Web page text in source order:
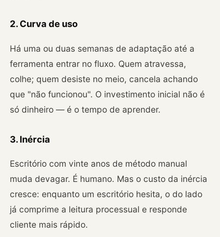
2. Curva de uso
Há uma ou duas semanas de adaptação até a
ferramenta entrar no fluxo. Quem atravessa,
colhe; quem desiste no meio, cancela achando
que "não funcionou". O investimento inicial não é
só dinheiro — é o tempo de aprender.
3. Inércia
Escritório com vinte anos de método manual
muda devagar. É humano. Mas o custo da inércia
cresce: enquanto um escritório hesita, o do lado
já comprime a leitura processual e responde
cliente mais rápido.